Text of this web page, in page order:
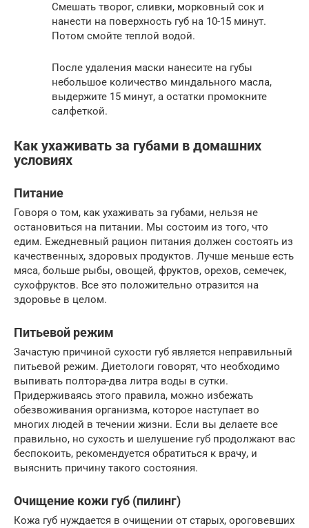
Смешать творог, сливки, морковный сок и
нанести на поверхность губ на 10-15 минут.
Потом смойте теплой водой.
После удаления маски нанесите на губы
небольшое количество миндального масла,
выдержите 15 минут, а остатки промокните
салфеткой.
Как ухаживать за губами в домашних
условиях
Питание
Говоря о том, как ухаживать за губами, нельзя не
остановиться на питании. Мы состоим из того, что
едим. Ежедневный рацион питания должен состоять из
качественных, здоровых продуктов. Лучше меньше есть
мяса, больше рыбы, овощей, фруктов, орехов, семечек,
сухофруктов. Все это положительно отразится на
здоровье в целом.
Питьевой режим
Зачастую причиной сухости губ является неправильный
питьевой режим. Диетологи говорят, что необходимо
выпивать полтора-два литра воды в сутки.
Придерживаясь этого правила, можно избежать
обезвоживания организма, которое наступает во
многих людей в течении жизни. Если вы делаете все
правильно, но сухость и шелушение губ продолжают вас
беспокоить, рекомендуется обратиться к врачу, и
выяснить причину такого состояния.
Очищение кожи губ (пилинг)
Кожа губ нуждается в очищении от старых, ороговевших